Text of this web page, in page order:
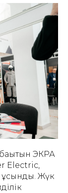
ЭКРА
Electric,
Жүк